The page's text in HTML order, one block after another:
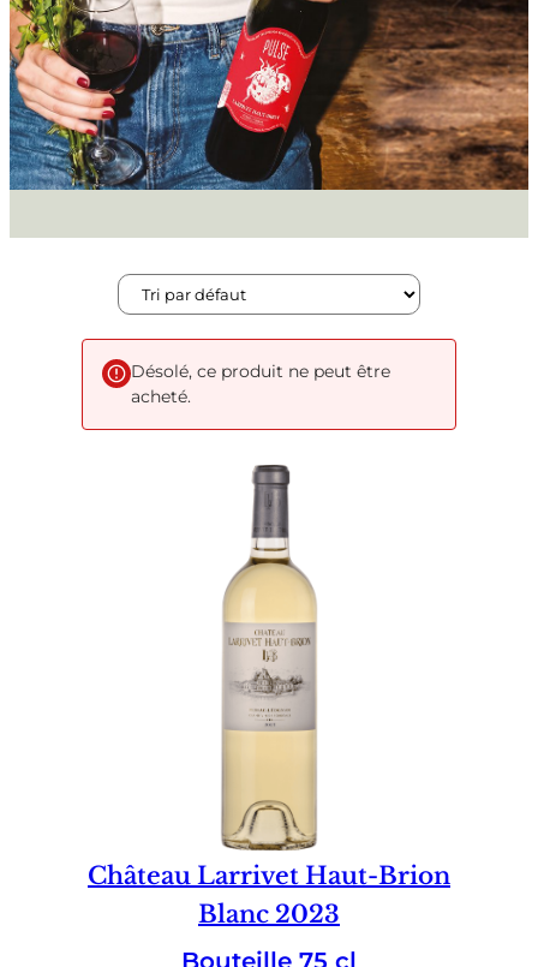
Désolé, ce produit ne peut être
acheté.
Château Larrivet Haut-Brion
Blanc 2023